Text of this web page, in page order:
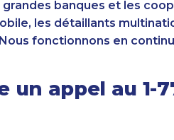
banques et les
les détaillants
fonctionnons en continu
appel au 1-